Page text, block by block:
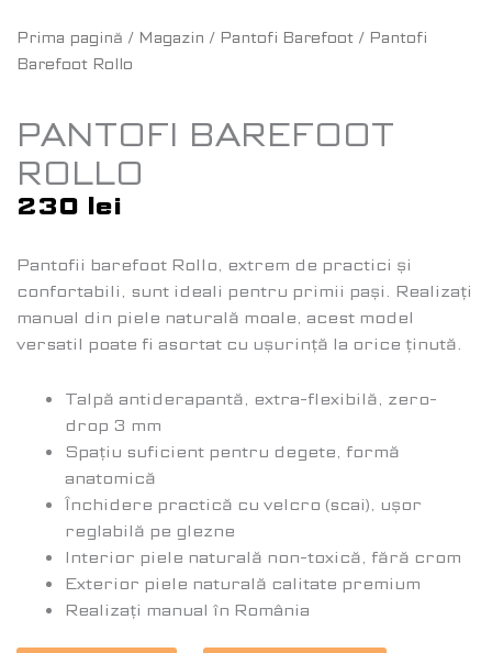
Prima pagină / Magazin / Pantofi Barefoot / Pantofi
Barefoot Rollo
PANTOFI BAREFOOT
ROLLO
230 lei
Pantofii barefoot Rollo, extrem de practici și
confortabili, sunt ideali pentru primii pași. Realizați
manual din piele naturală moale, acest model
versatil poate fi asortat cu ușurință la orice ținută.
Talpă antiderapantă, extra-flexibilă, zero-
drop 3 mm
Spațiu suficient pentru degete, formă
anatomică
Închidere practică cu velcro (scai), ușor
reglabilă pe glezne
Interior piele naturală non-toxică, fără crom
Exterior piele naturală calitate premium
Realizați manual în România